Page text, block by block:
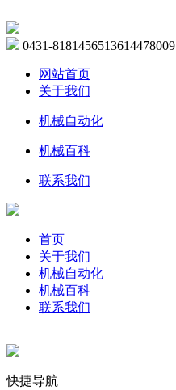
0431-8181456513614478009
网站首页
关于我们
机械自动化
机械百科
联系我们
首页
关于我们
机械自动化
机械百科
联系我们
快捷导航